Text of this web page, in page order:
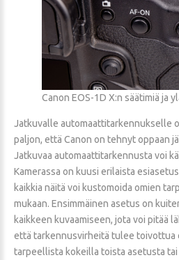
Canon EOS-1D X:n säätimiä ja
Jatkuvalle automaattitarkennukselle
paljon, että Canon on tehnyt oppaan
Jatkuvaa automaattitarkennusta voi
Kamerassa on kuusi erilaista
kaikkia näitä voi kustomoida omien
mukaan. Ensimmäinen asetus on
kaikkeen kuvaamiseen, jota voi pitää
että tarkennusvirheitä tulee toivottua
tarpeellista kokeilla toista asetusta